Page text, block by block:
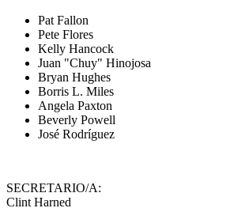
Pat Fallon
Pete Flores
Kelly Hancock
Juan "Chuy" Hinojosa
Bryan Hughes
Borris L. Miles
Angela Paxton
Beverly Powell
José Rodríguez
SECRETARIO/A:
Clint Harned